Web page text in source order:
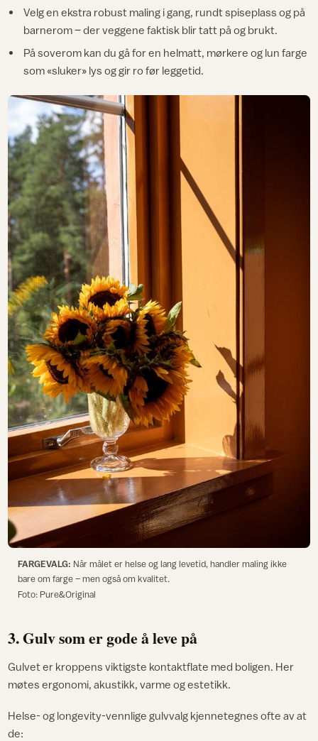
Velg en ekstra robust maling i gang, rundt spiseplass og på
barnerom – der veggene faktisk blir tatt på og brukt.
På soverom kan du gå for en helmatt, mørkere og lun farge
som «sluker» lys og gir ro før leggetid.​
FARGEVALG: Når målet er helse og lang levetid, handler maling ikke
bare om farge – men også om kvalitet.
Foto: Pure&Original
3. Gulv som er gode å leve på
Gulvet er kroppens viktigste kontaktflate med boligen. Her
møtes ergonomi, akustikk, varme og estetikk.
Helse- og longevity-vennlige gulvvalg kjennetegnes ofte av at
de: